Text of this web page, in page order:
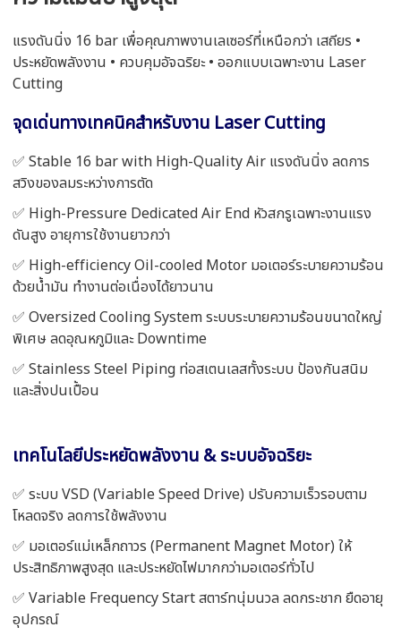
แรงดันนิ่ง 16 bar เพื่อคุณภาพงานเลเซอร์ที่เหนือกว่า เสถียร •
ประหยัดพลังงาน • ควบคุมอัจฉริยะ • ออกแบบเฉพาะงาน Laser
Cutting
จุดเด่นทางเทคนิคสำหรับงาน Laser Cutting
✅ Stable 16 bar with High-Quality Air แรงดันนิ่ง ลดการ
สวิงของลมระหว่างการตัด
✅ High-Pressure Dedicated Air End หัวสกรูเฉพาะงานแรง
ดันสูง อายุการใช้งานยาวกว่า
✅ High-efficiency Oil-cooled Motor มอเตอร์ระบายความร้อน
ด้วยน้ำมัน ทำงานต่อเนื่องได้ยาวนาน
✅ Oversized Cooling System ระบบระบายความร้อนขนาดใหญ่
พิเศษ ลดอุณหภูมิและ Downtime
✅ Stainless Steel Piping ท่อสเตนเลสทั้งระบบ ป้องกันสนิม
และสิ่งปนเปื้อน
เทคโนโลยีประหยัดพลังงาน & ระบบอัจฉริยะ
✅ ระบบ VSD (Variable Speed Drive) ปรับความเร็วรอบตาม
โหลดจริง ลดการใช้พลังงาน
✅ มอเตอร์แม่เหล็กถาวร (Permanent Magnet Motor) ให้
ประสิทธิภาพสูงสุด และประหยัดไฟมากกว่ามอเตอร์ทั่วไป
✅ Variable Frequency Start สตาร์ทนุ่มนวล ลดกระชาก ยืดอายุ
อุปกรณ์